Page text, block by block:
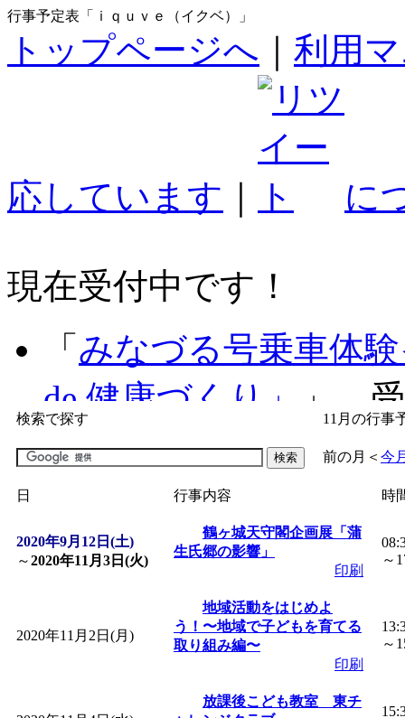
行事予定表「ｉｑｕｖｅ（イクベ）」
トップページへ 利用
応しています に
現在受付中です！
「 みなづる号乗車体
de 健康づくり」
」 受
「子育て交流広場「
間：2026/07/09～
「皆鶴姫のこびる塾
」 受付期間：～
「子育て講座「ばん
2026/07/10～2026/08/
検索で探す 11月の行事
前の月 ＜ 今
日 行事内容 時
2020年9月12日(土)
～2020年11月3日(火)
鶴ヶ城天守閣企画展「蒲
生氏郷の影響」
印刷
～
2020年11月2日(月)
地域活動をはじめよ
う！〜地域で子どもを育てる
取り組み編〜
印刷
～
放課後こども教室 東チ